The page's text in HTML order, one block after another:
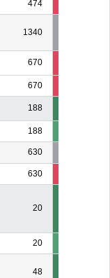
474
1340
670
670
188
188
630
630
20
20
48